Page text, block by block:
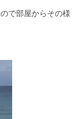
で部屋からその様